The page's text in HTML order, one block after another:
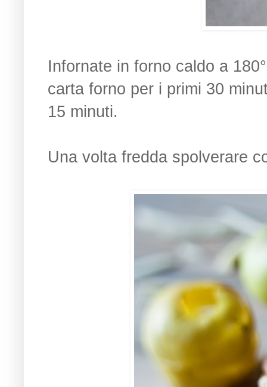
Infornate in forno caldo a
carta forno per i primi 30
15 minuti.
Una volta fredda spolverare